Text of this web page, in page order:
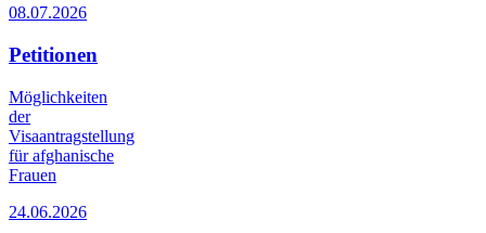
08.07.2026
Petitionen
Möglichkeiten
der
Visaantragstellung
für afghanische
Frauen
24.06.2026